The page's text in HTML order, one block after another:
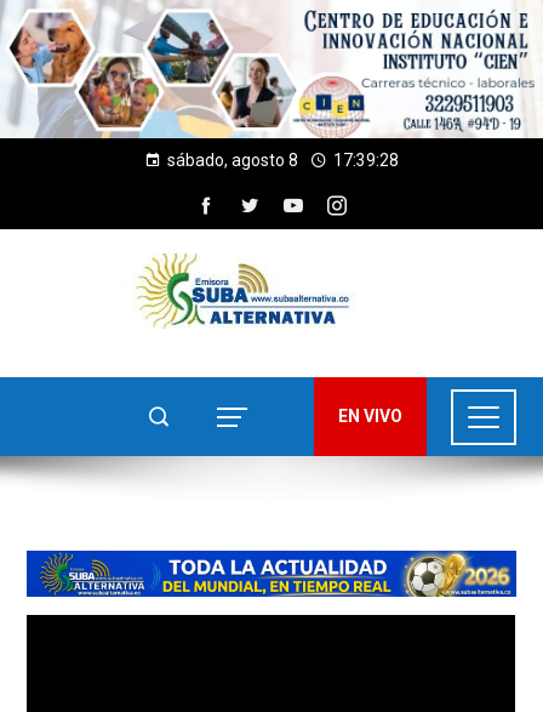
sábado, agosto 8 17:39:29
EN VIVO